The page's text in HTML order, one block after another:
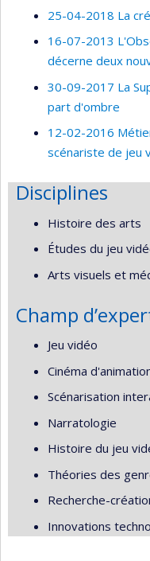
25-04-2018 La
16-07-2013
décerne deux
30-09-2017 La
part d'ombre
12-02-2016
scénariste de jeu
Disciplines
Histoire des arts
Études du jeu
Arts visuels et
Champ
Jeu vidéo
Cinéma
Scénarisation
Narratologie
Histoire du jeu
Théories des
Recherche-
Innovations